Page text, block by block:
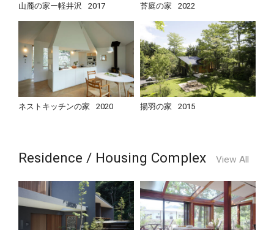
山麓の家ー軽井沢 2017 苔庭の家 2022
ネストキッチンの家 2020 揚羽の家 2015
Residence / Housing Complex View All